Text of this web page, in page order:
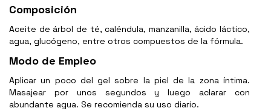
Composición
Aceite de árbol de té, caléndula, manzanilla, ácido láctico,
agua, glucógeno, entre otros compuestos de la fórmula.
Modo de Empleo
Aplicar un poco del gel sobre la piel de la zona íntima.
Masajear por unos segundos y luego aclarar con
abundante agua. Se recomienda su uso diario.